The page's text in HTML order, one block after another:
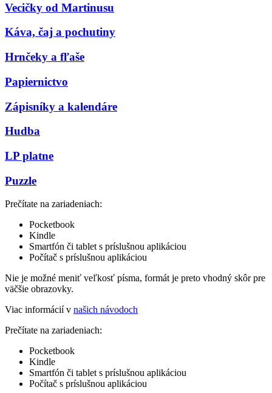
Vecičky od Martinusu
Káva, čaj a pochutiny
Hrnčeky a fľaše
Papiernictvo
Zápisníky a kalendáre
Hudba
LP platne
Puzzle
Prečítate na zariadeniach:
Pocketbook
Kindle
Smartfón či tablet s príslušnou aplikáciou
Počítač s príslušnou aplikáciou
Nie je možné meniť veľkosť písma, formát je preto vhodný skôr pre
väčšie obrazovky.
Viac informácií v našich návodoch
Prečítate na zariadeniach:
Pocketbook
Kindle
Smartfón či tablet s príslušnou aplikáciou
Počítač s príslušnou aplikáciou